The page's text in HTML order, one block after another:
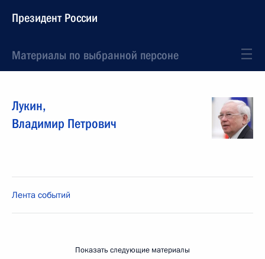
Президент России
Материалы по выбранной персоне
Лукин,
Владимир Петрович
Лента событий
Показать следующие материалы